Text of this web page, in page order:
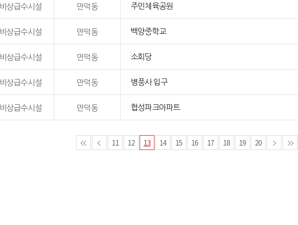
비상급수시설 만덕동 주민체육공원
비상급수시설 만덕동 백양중학교
비상급수시설 만덕동 소회당
비상급수시설 만덕동 병풍사 입구
비상급수시설 만덕동 협성파크아파트
11 12 13 14 15 16 17 18 19 20